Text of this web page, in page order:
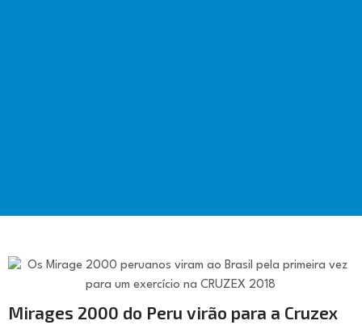
Mirages 2000 do Peru virão para a Cruzex